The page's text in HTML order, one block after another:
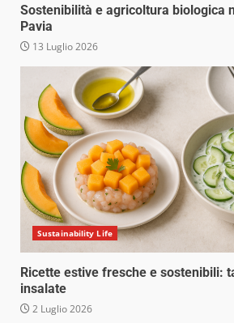
Sostenibilità e agricoltura biologica
Pavia
13 Luglio 2026
Sustainability Life
Ricette estive fresche e sostenibili:
insalate
2 Luglio 2026